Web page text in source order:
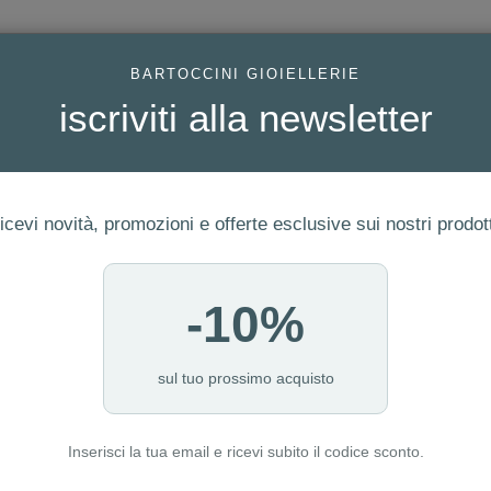
GIOIELLI MODA OROLOGI
DEL
L'acquisto di un diamante è una scelta importante.
BARTOCCINI GIOIELLERIE
iscriviti alla newsletter
novità, promozioni e offerte esclusive sui nostri
-10%
sul tuo prossimo acquisto
Inserisci la tua email e ricevi subito il codice sconto.